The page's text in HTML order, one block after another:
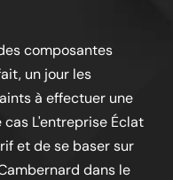
composantes
un jour les
à effectuer une
L'entreprise Éclat
et de se baser sur
dans le